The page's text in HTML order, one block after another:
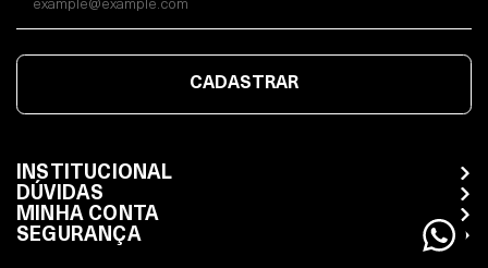
CADASTRAR
INSTITUCIONAL
DÚVIDAS
MINHA CONTA
SEGURANÇA